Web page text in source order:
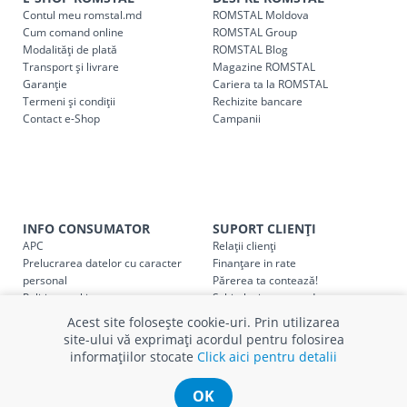
cel mai apropiat magazin ROMSTAL.
Pentru livrarea la adresa indicată de client, sunt în vigoare
următoarele tarife:
Cod Denumire serviciu TRANSPORT
SER08410
Taxa transportChișinau, pentru
(comanda online, comanda
Taxa transport suburbii pentru
* Toate prețurile includ TVA
Contul meu romstal.md
Cum comand online
Modalități de plată
Transport și livrare
Garanție
Termeni și condiții
Contact e-Shop
ROMSTAL Moldova
ROMSTAL Group
ROMSTAL Blog
Magazine ROMSTAL
Cariera ta la ROMSTAL
Rechizite bancare
Campanii
INFO CONSUMATOR
APC
Prelucrarea datelor cu caracter
personal
Politica cookie
Certificat Cadou
SUPORT CLIENȚI
Relații clienți
Finanțare in rate
Părerea ta contează!
Schimb și retur produse
Intrebări frecvente
Service
Service ECOSOFT
Contact
Acest site folosește cookie-uri. Prin utilizarea
site-ului vă exprimați acordul pentru folosirea
informațiilor stocate Click aici pentru detalii
OK